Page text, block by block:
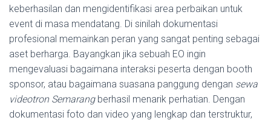
keberhasilan dan mengidentifikasi area perbaikan untuk
event di masa mendatang. Di sinilah dokumentasi
profesional memainkan peran yang sangat penting sebagai
aset berharga. Bayangkan jika sebuah EO ingin
mengevaluasi bagaimana interaksi peserta dengan booth
sponsor, atau bagaimana suasana panggung dengan sewa
videotron Semarangberhasil menarik perhatian. Dengan
dokumentasi foto dan video yang lengkap dan terstruktur,